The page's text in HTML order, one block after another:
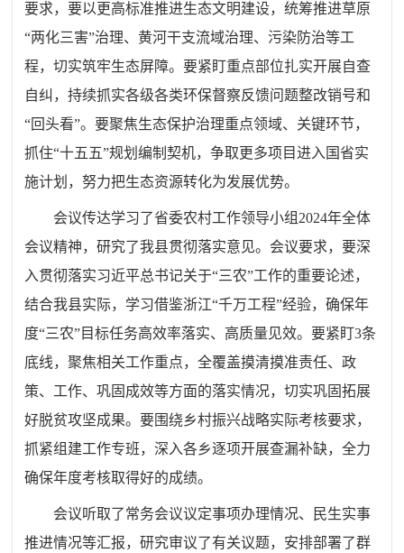
要求，要以更高标准推进生态文明建设，统筹推进草原
“两化三害”治理、黄河干支流域治理、污染防治等工
程，切实筑牢生态屏障。要紧盯重点部位扎实开展自查
自纠，持续抓实各级各类环保督察反馈问题整改销号和
“回头看”。要聚焦生态保护治理重点领域、关键环节，
抓住“十五五”规划编制契机，争取更多项目进入国省实
施计划，努力把生态资源转化为发展优势。
会议传达学习了省委农村工作领导小组2024年全体
会议精神，研究了我县贯彻落实意见。会议要求，要深
入贯彻落实习近平总书记关于“三农”工作的重要论述，
结合我县实际，学习借鉴浙江“千万工程”经验，确保年
度“三农”目标任务高效率落实、高质量见效。要紧盯3条
底线，聚焦相关工作重点，全覆盖摸清摸准责任、政
策、工作、巩固成效等方面的落实情况，切实巩固拓展
好脱贫攻坚成果。要围绕乡村振兴战略实际考核要求，
抓紧组建工作专班，深入各乡逐项开展查漏补缺，全力
确保年度考核取得好的成绩。
会议听取了常务会议议定事项办理情况、民生实事
推进情况等汇报，研究审议了有关议题，安排部署了群